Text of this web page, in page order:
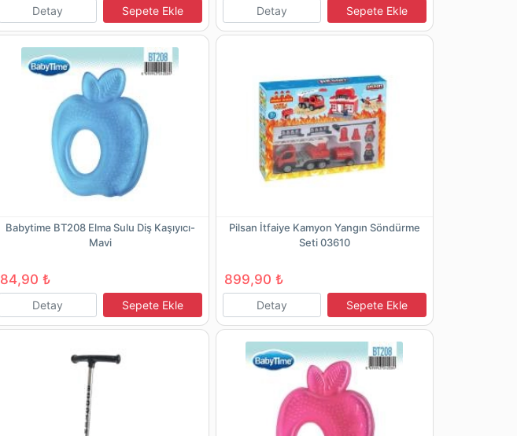
Detay Sepete Ekle Detay Sepete Ekle
Babytime BT208 Elma Sulu Diş Kaşıyıcı-
Mavi
84,90 ₺
Detay Sepete Ekle
Pilsan İtfaiye Kamyon Yangın Söndürme
Seti 03610
899,90 ₺
Detay Sepete Ekle